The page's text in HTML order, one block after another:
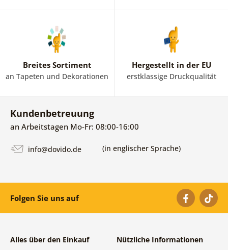
Breites Sortiment
an Tapeten und Dekorationen
Hergestellt in der EU
erstklassige Druckqualität
Kundenbetreuung
an Arbeitstagen Mo-Fr: 08:00-16:00
info@dovido.de (in englischer Sprache)
Folgen Sie uns auf
Alles über den Einkauf Nützliche Informationen